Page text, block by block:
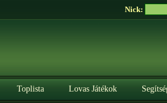
Nick:
Toplista Lovas Játékok